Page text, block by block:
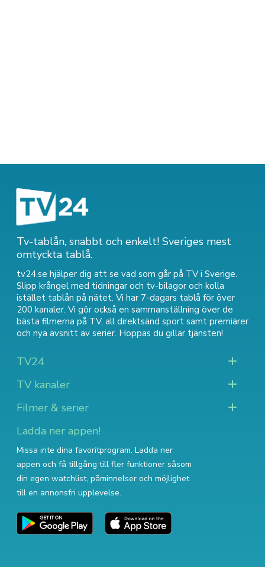
Tv-tablån, snabbt och enkelt! Sveriges mest
omtyckta tablå.
tv24.se hjälper dig att se vad som går på TV i Sverige.
Slipp krångel med tidningar och tv-bilagor och kolla
istället tablån på nätet. Vi har 7-dagars tablå för över
200 kanaler. Vi gör också en sammanställning över de
bästa filmerna på TV, all direktsänd sport samt premiärer
och nya avsnitt av serier. Hoppas du gillar tjänsten!
TV24
TV kanaler
Filmer & serier
Ladda ner appen!
Missa inte dina favoritprogram. Ladda ner
appen och få tillgång till fler funktioner såsom
din egen watchlist, påminnelser och möjlighet
till en annonsfri upplevelse.